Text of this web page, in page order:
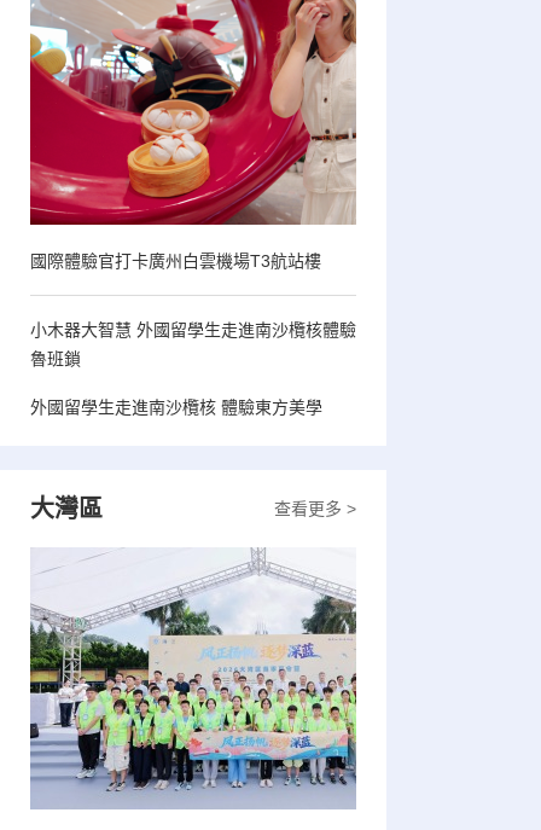
國際體驗官打卡廣州白雲機場T3航站樓
小木器大智慧 外國留學生走進南沙欖核體驗
魯班鎖
外國留學生走進南沙欖核 體驗東方美學
查看更多 >
大灣區